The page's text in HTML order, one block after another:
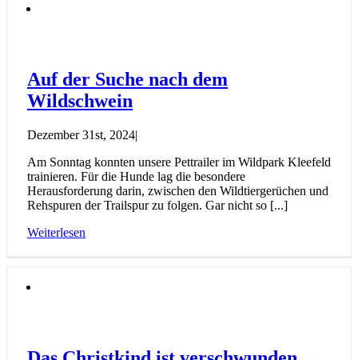
Auf der Suche nach dem
Wildschwein
Dezember 31st, 2024|
Am Sonntag konnten unsere Pettrailer im Wildpark Kleefeld
trainieren. Für die Hunde lag die besondere
Herausforderung darin, zwischen den Wildtiergerüchen und
Rehspuren der Trailspur zu folgen. Gar nicht so [...]
Weiterlesen